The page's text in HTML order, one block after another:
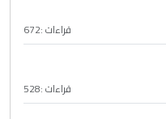
قراءات :672
قراءات :528